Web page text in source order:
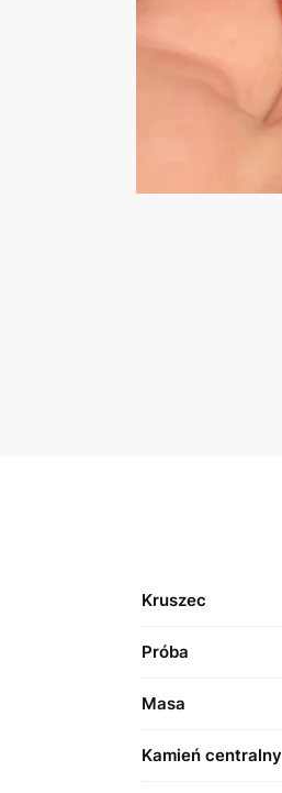
Kruszec
Próba
Masa
Kamień centralny